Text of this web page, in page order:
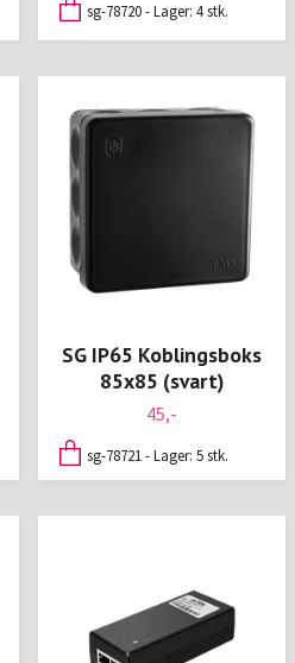
sg-78720 - Lager: 4 stk.
SG IP65 Koblingsboks
85x85 (svart)
45,-
sg-78721 - Lager: 5 stk.